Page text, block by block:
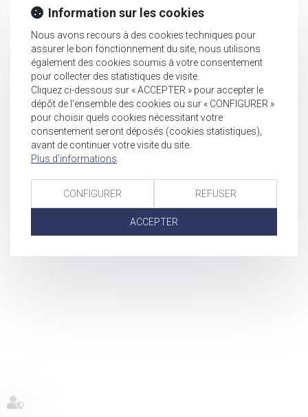
Information sur les cookies
Nous avons recours à des cookies techniques pour
assurer le bon fonctionnement du site, nous utilisons
également des cookies soumis à votre consentement
pour collecter des statistiques de visite.
Cliquez ci-dessous sur « ACCEPTER » pour accepter le
dépôt de l'ensemble des cookies ou sur « CONFIGURER »
pour choisir quels cookies nécessitant votre
consentement seront déposés (cookies statistiques),
avant de continuer votre visite du site.
Plus d'informations
CONFIGURER REFUSER
ACCEPTER